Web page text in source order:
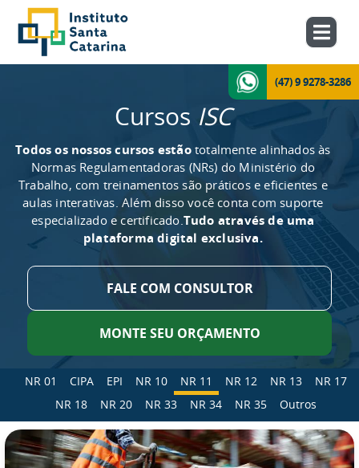
(47) 9 9278-3286
Cursos ISC
Todos os nossos cursos estãototalmente alinhados às
Normas Regulamentadoras (NRs) do Ministério do
Trabalho, com treinamentos são práticos e eficientes e
aulas interativas. Além disso você conta com suporte
especializado e certificado.Tudo através de uma
plataforma digital exclusiva.
FALE COM CONSULTOR
MONTE SEU ORÇAMENTO
NR 01 CIPA EPI NR 10 NR 11 NR 12 NR 13
NR 17
NR 18
NR 20 NR 33 NR 34 NR 35 Outros